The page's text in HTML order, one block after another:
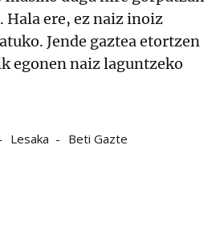
Hala ere, ez naiz inoiz
Jende gaztea etortzen
egonen naiz laguntzeko
Lesaka Beti Gazte